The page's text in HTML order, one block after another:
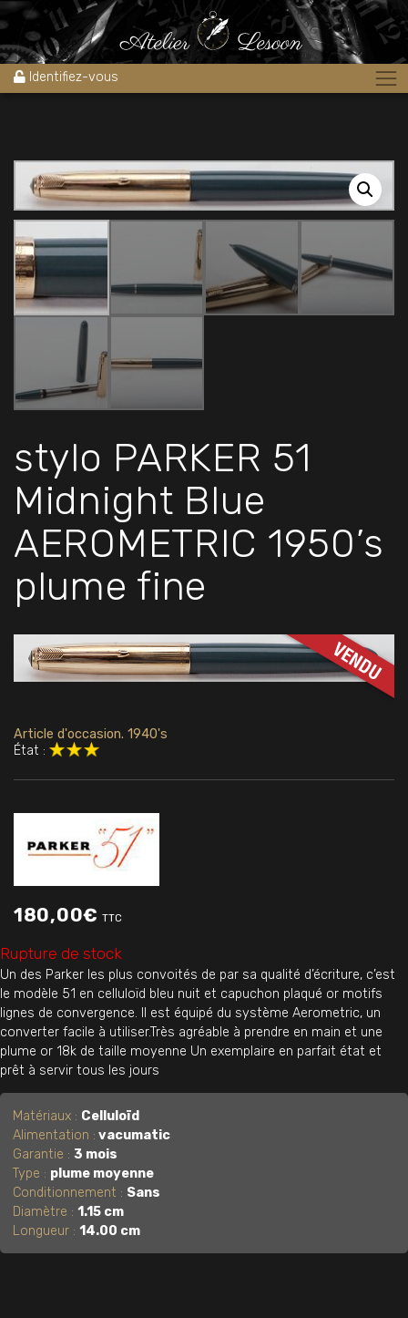
Identifiez-vous
Accueil » Boutique Stylos » Stylos plume
stylo PARKER 51
Midnight Blue AEROMETRIC 1950’s plume fine
stylo PARKER 51
Midnight Blue
AEROMETRIC 1950’s
plume fine
Article d'occasion. 1940's
État :
180,00€ TTC
Rupture de stock
Un des Parker les plus convoités de par sa qualité d’écriture, c’est
le modèle 51 en celluloïd bleu nuit et capuchon plaqué or motifs
lignes de convergence. Il est équipé du système Aerometric, un
converter facile à utiliser.Très agréable à prendre en main et une
plume or 18k de taille moyenne Un exemplaire en parfait état et
prêt à servir tous les jours
Matériaux : Celluloïd
Alimentation : vacumatic
Garantie :3 mois
Type : plume moyenne
Conditionnement : Sans
Diamètre :1.15 cm
Longueur :14.00 cm